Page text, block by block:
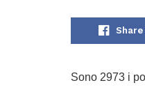
Share
Sono 2973 i